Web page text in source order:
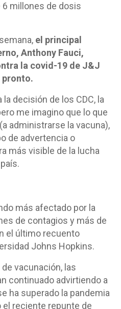
millones de dosis
el principal
Anthony Fauci,
la covid-19 de J&J
pronto.
decisión de los CDC, la
me imagino que lo que
administrarse la vacuna),
de advertencia o
más visible de la lucha
más afectado por la
de contagios y más de
el último recuento
Johns Hopkins.
vacunación, las
continuado advirtiendo a
ha superado la pandemia
el reciente repunte de